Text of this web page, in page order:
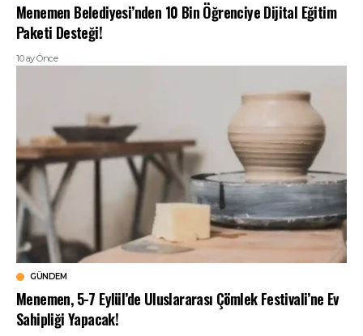
Menemen Belediyesi’nden 10 Bin Öğrenciye Dijital Eğitim
Paketi Desteği!
10 ay Önce
GÜNDEM
Menemen, 5-7 Eylül’de Uluslararası Çömlek Festivali’ne Ev
Sahipliği Yapacak!